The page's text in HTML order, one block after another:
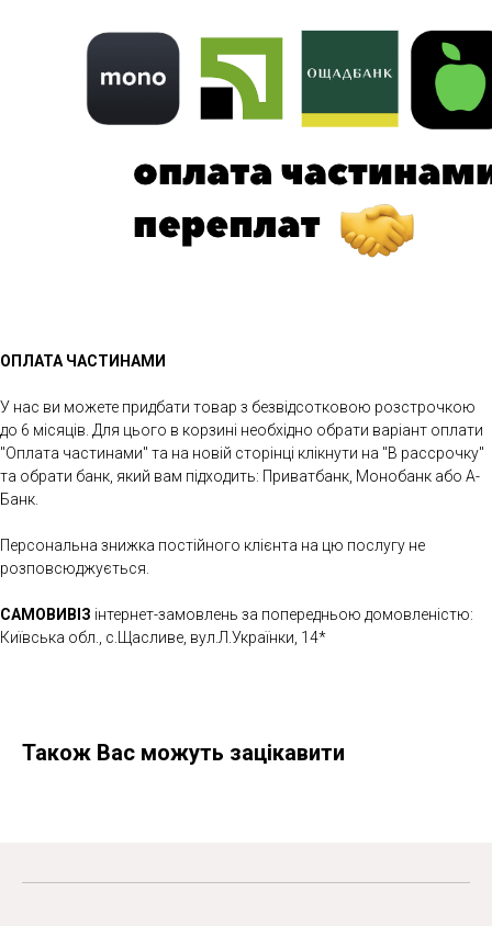
ОПЛАТА ЧАСТИНАМИ
У нас ви можете придбати товар з безвідсотковою розстрочкою
до 6 місяців. Для цього в корзині необхідно обрати варіант оплати
"Оплата частинами" та на новій сторінці клікнути на "В рассрочку"
та обрати банк, який вам підходить: Приватбанк, Монобанк або А-
Банк.
Персональна знижка постійного клієнта на цю послугу не
розповсюджується.
САМОВИВІЗ інтернет-замовлень за попередньою домовленістю:
Київська обл., с.Щасливе, вул.Л.Українки, 14*
Також Вас можуть зацікавити